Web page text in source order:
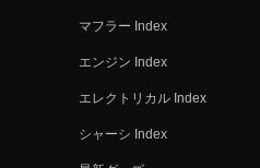
マフラー Index
エンジン Index
エレクトリカル Index
シャーシ Index